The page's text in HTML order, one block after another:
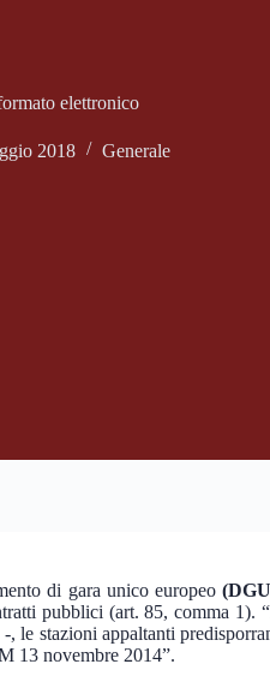
elettronico
2018 Generale
di gara unico europeo
pubblici (art. 85, comma 1).
le stazioni appaltanti
13 novembre 2014”.